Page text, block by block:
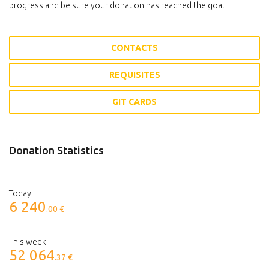
progress and be sure your donation has reached the goal.
CONTACTS
REQUISITES
GIT CARDS
Donation Statistics
Today
6 240.00 €
This week
52 064.37 €